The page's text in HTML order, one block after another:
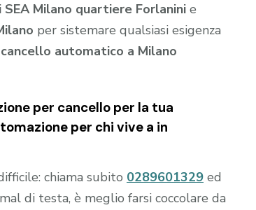
Milano quartiere Forlanini e
per sistemare qualsiasi esigenza
cancello automatico a Milano
per cancello per la tua
per chi vive a in
chiama subito 0289601329 ed
di testa, è meglio farsi coccolare da